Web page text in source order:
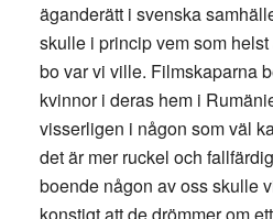
äganderätt i svenska
skulle i princip vem som
bo var vi ville. Filmskaparna
kvinnor i deras hem i
visserligen i någon som väl
det är mer ruckel och
boende någon av oss skulle